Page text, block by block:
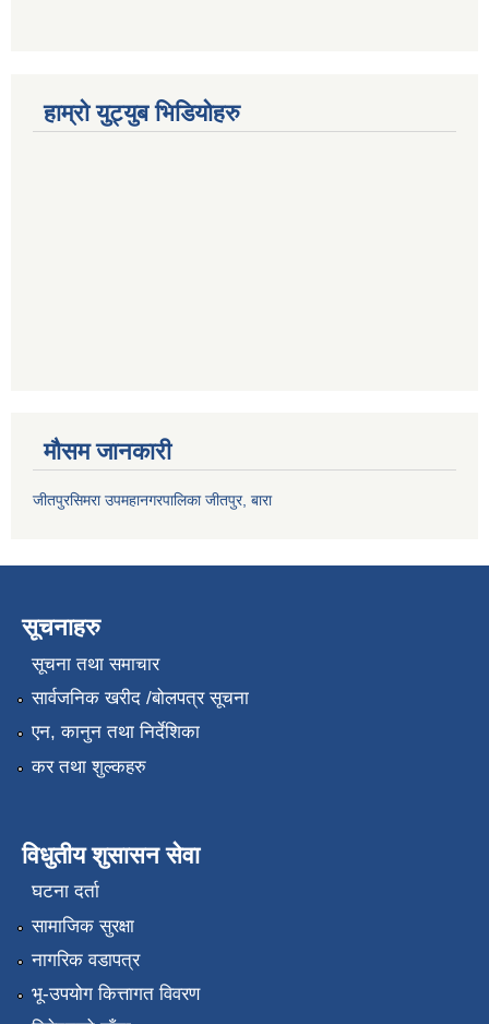
हाम्रो युट्युब भिडियोहरु
मौसम जानकारी
जीतपुरसिमरा उपमहानगरपालिका जीतपुर, बारा
सूचनाहरु
सूचना तथा समाचार
सार्वजनिक खरीद /बोलपत्र सूचना
एन, कानुन तथा निर्देशिका
कर तथा शुल्कहरु
विधुतीय शुसासन सेवा
घटना दर्ता
सामाजिक सुरक्षा
नागरिक वडापत्र
भू-उपयोग कित्तागत विवरण